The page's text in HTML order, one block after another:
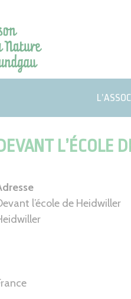
DEVANT L’ÉCOLE
l’école de Heidwiller